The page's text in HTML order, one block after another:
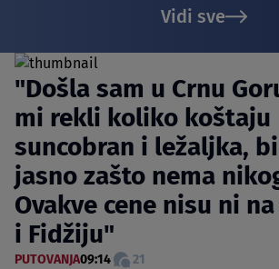
Vidi sve
"Došla sam u Crnu
mi rekli koliko koštaju
suncobran i ležaljka,
jasno zašto nema
Ovakve cene nisu ni
i Fidžiju"
PUTOVANJA09:14 21